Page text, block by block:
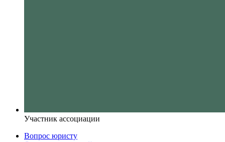
Участник ассоциации
Вопрос юристу